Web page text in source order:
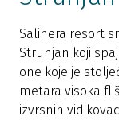
Salinera resort
Strunjan koji
one koje je
metara visoka
izvrsnih